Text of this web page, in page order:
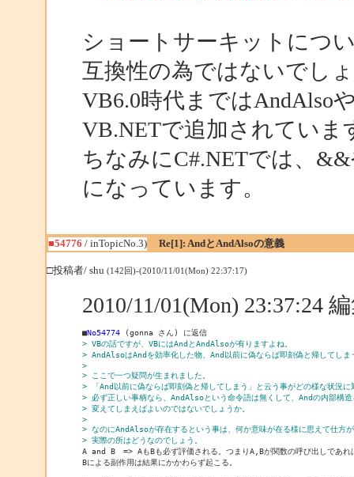
ショートサーキットにつ
互換性の為ではないでし
VB6.0時代まではAndAlso
VB.NETで追加されていま
ちなみにC#.NETでは、
になっています。
■54776 / inTopicNo.3) Re[1]: AndとAndAlsoの意義
□投稿者/ shu (142回)-(2010/11/01(Mon) 22:37:17)
2010/11/01(Mon) 23:37:24
■No54774
(gonna さん) に返信
> VBの話ですが、VBにはAndとAndAlsoが有りますよね。
> AndAlsoはAndを効率化した物、And以前に偽ならば即刻偽と帰してしま
>
> ここで一つ疑問が生まれました。
> 「And以前に偽ならば即刻偽と帰してしまう」と云う事がどの様な状況に
> 必ず正しい事柄なら、AndAlsoという命令語は無くして、Andの内部構
> 変えてしまえばよいのではないでしょうか。
>
> なのにAndAlsoが存在するという事は、何か意味が在る様に思えて仕方
> 実際の所はどうなのでしょう。
A and B　=> AもBも必ず評価される。つまりA,Bが関数の呼び出しであれ
Bによる副作用は結果にかかわらず起こる。